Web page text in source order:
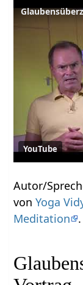
YouTube
Autor/
vonYoga
Meditation
.